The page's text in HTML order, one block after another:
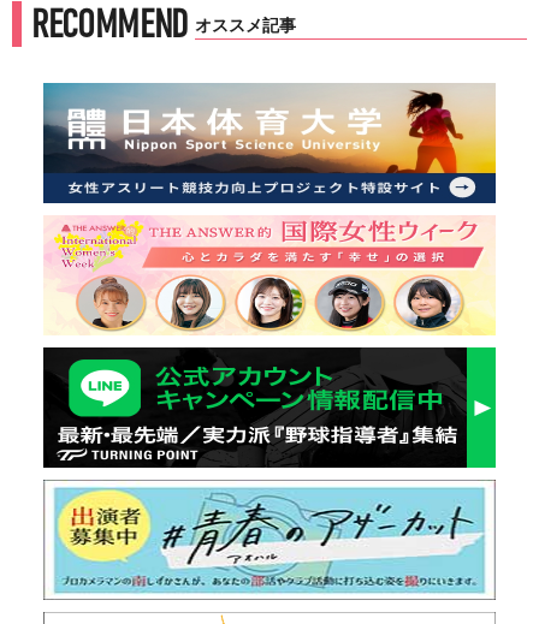
RECOMMEND オススメ記事